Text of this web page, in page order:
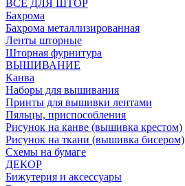
ВСЕ ДЛЯ ШТОР
Бахрома
Бахрома металлизированная
Ленты шторные
Шторная фурнитура
ВЫШИВАНИЕ
Канва
Наборы для вышивания
Принты для вышивки лентами
Пяльцы, приспособления
Рисунок на канве (вышивка крестом)
Рисунок на ткани (вышивка бисером)
Схемы на бумаге
ДЕКОР
Бижутерия и аксессуары